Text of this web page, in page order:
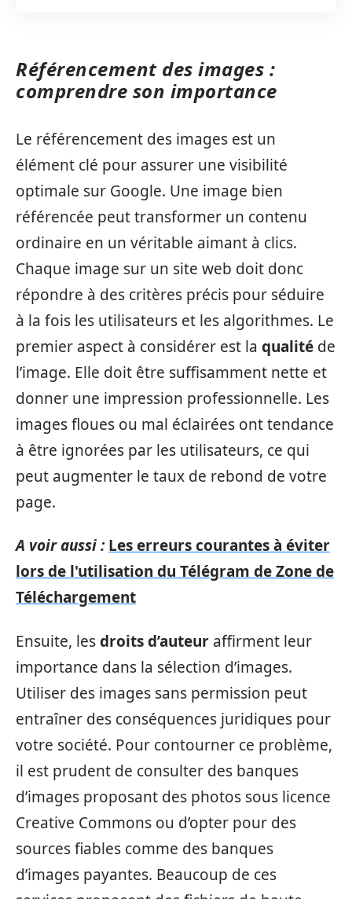
Référencement des images :
comprendre son importance
Le référencement des images est un
élément clé pour assurer une visibilité
optimale sur Google. Une image bien
référencée peut transformer un contenu
ordinaire en un véritable aimant à clics.
Chaque image sur un site web doit donc
répondre à des critères précis pour séduire
à la fois les utilisateurs et les algorithmes. Le
premier aspect à considérer est la qualité de
l’image. Elle doit être suffisamment nette et
donner une impression professionnelle. Les
images floues ou mal éclairées ont tendance
à être ignorées par les utilisateurs, ce qui
peut augmenter le taux de rebond de votre
page.
A voir aussi : Les erreurs courantes à éviter
lors de l'utilisation du Télégram de Zone de
Téléchargement
Ensuite, lesdroits d’auteur affirment leur
importance dans la sélection d’images.
Utiliser des images sans permission peut
entraîner des conséquences juridiques pour
votre société. Pour contourner ce problème,
il est prudent de consulter des banques
d’images proposant des photos sous licence
Creative Commons ou d’opter pour des
sources fiables comme des banques
d’images payantes. Beaucoup de ces